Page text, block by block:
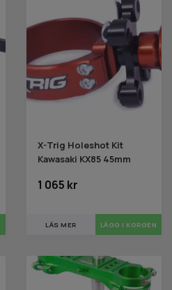
X-Trig Holeshot Kit
Kawasaki KX85 45mm
1 065 kr
LÄS MER